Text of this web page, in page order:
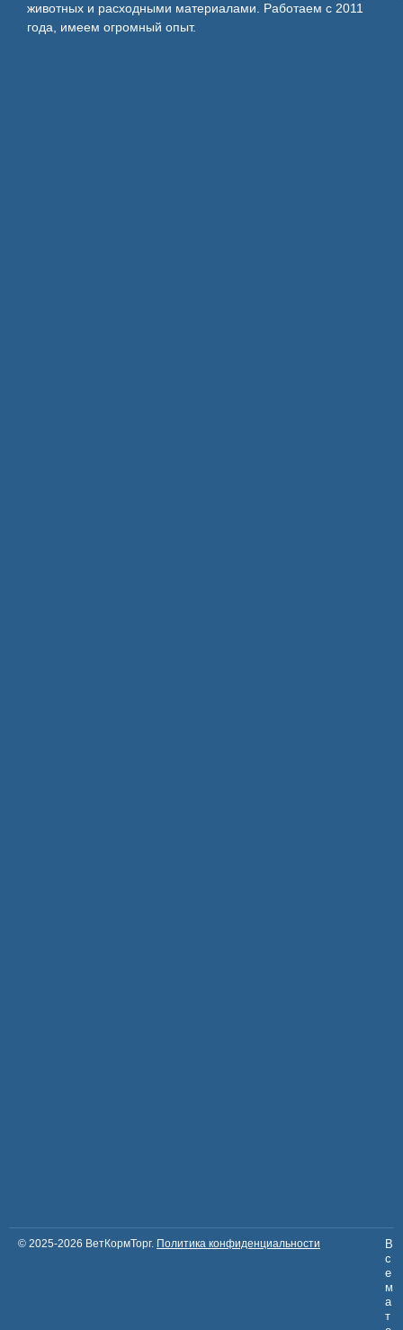
животных и расходными материалами. Работаем с 2011
года, имеем огромный опыт.
© 2025-2026 ВетКормТорг. Политика конфиденциальности
В
с
е
м
а
т